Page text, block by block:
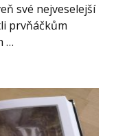
své nejveselejší
prvňáčkům
…